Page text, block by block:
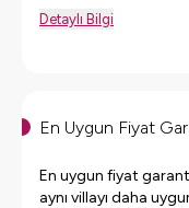
Detaylı Bilgi
En Uygun Fiyat
En uygun fiyat
aynı villayı daha